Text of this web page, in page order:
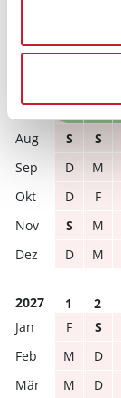
frei
M
D
S
S
D
M
D
F
S
M
D
M
2027 1 2
F
S
M
D
M
D